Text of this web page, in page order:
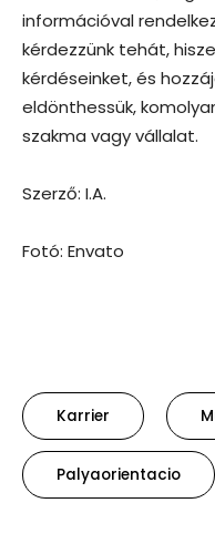
információval
kérdezzünk tehát,
kérdéseinket, és
eldönthessük,
szakma vagy vállalat.
Szerző: I.A.
Fotó: Envato
Karrier
Palyaorientacio